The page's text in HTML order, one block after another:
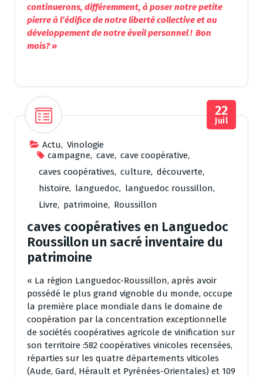
continuerons, différemment, à poser notre petite
pierre à l’édifice de notre liberté collective et au
développement de notre éveil personnel ! Bon
mois? »
Actu, Vinologie
campagne, cave, cave coopérative,
caves coopératives, culture, découverte,
histoire, languedoc, languedoc roussillon,
Livre, patrimoine, Roussillon
22
Juil
caves coopératives en Languedoc
Roussillon un sacré inventaire du
patrimoine
« La région Languedoc-Roussillon, après avoir
possédé le plus grand vignoble du monde, occupe
la première place mondiale dans le domaine de
coopération par la concentration exceptionnelle
de sociétés coopératives agricole de vinification sur
son territoire :582 coopératives vinicoles recensées,
réparties sur les quatre départements viticoles
(Aude, Gard, Hérault et Pyrénées-Orientales) et 109